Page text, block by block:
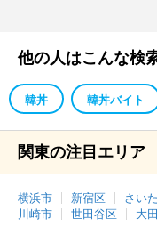
他の人はこんな検
韓丼 韓丼バイト
関東の注目エリア
横浜市 新宿区 さい
川崎市
世田谷区 大